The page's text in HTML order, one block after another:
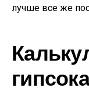
лучше все же